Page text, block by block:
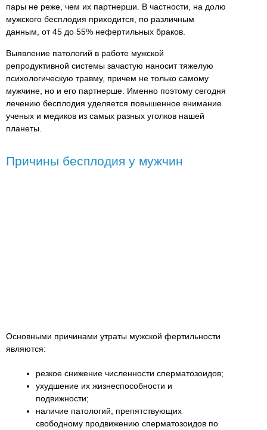
пары не реже, чем их партнерши. В частности, на долю
мужского бесплодия приходится, по различным
данным, от 45 до 55% нефертильных браков.
Выявление патологий в работе мужской
репродуктивной системы зачастую наносит тяжелую
психологическую травму, причем не только самому
мужчине, но и его партнерше. Именно поэтому сегодня
лечению бесплодия уделяется повышенное внимание
ученых и медиков из самых разных уголков нашей
планеты.
Причины бесплодия у мужчин
Основными причинами утраты мужской фертильности
являются:
резкое снижение численности сперматозоидов;
ухудшение их жизнеспособности и
подвижности;
наличие патологий, препятствующих
свободному продвижению сперматозоидов по